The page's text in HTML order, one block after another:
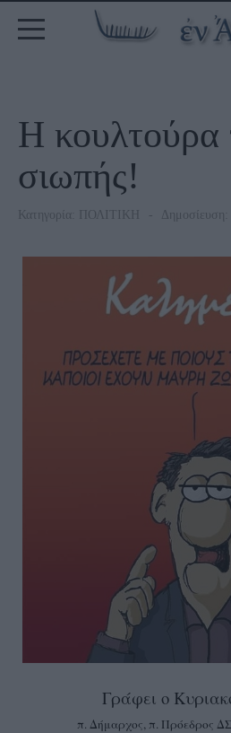
Η κουλτούρα
σιωπής!
Κατηγορία: ΠΟΛΙΤΙΚΗ
Γράφει ο
π. Δήμαρχος, π. Πρόεδρος